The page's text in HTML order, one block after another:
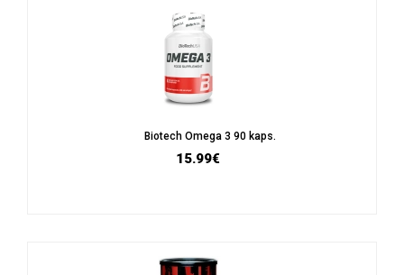
Biotech Omega 3 90 kaps.
15.99€